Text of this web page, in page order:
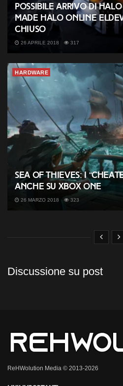
Possibile arrivo di Halo
made Halo Online
chiuso
26 APRILE 2018 317
HARDWARE
Sea of Thieves: i
anche su Xbox One
26 MARZO 2018 323
Discussione su post
ReHWolution Media © 2013-2026